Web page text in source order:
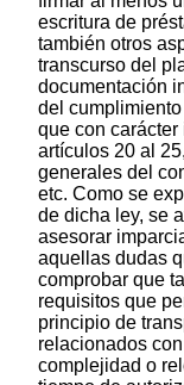
escritura de
también otros
transcurso del
documentación
del
que con
artículos 20 al
generales del
etc. Como se
de dicha ley, se
asesorar
aquellas dudas
comprobar que
requisitos que
principio de
relacionados
complejidad o